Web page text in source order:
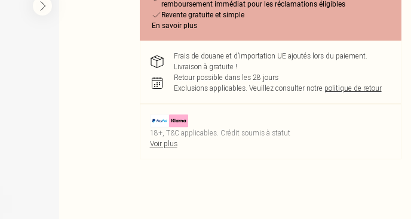
remboursement immédiat pour les réclamations éligibles
Revente gratuite et simple
En savoir plus
Frais de douane et d’importation UE ajoutés lors du paiement.
Livraison à gratuite !
Retour possible dans les 28 jours
Exclusions applicables. Veuillez consulter notre politique de retour
18+, T&C applicables. Crédit soumis à statut
Voir plus